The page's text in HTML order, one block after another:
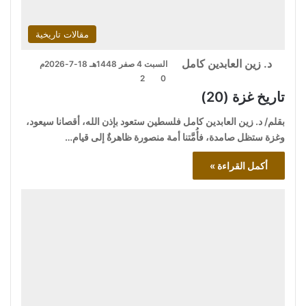
مقالات تاريخية
د. زين العابدين كامل
السبت 4 صفر 1448هـ 18-7-2026م
0
2
تاريخ غزة (20)
بقلم/ د. زين العابدين كامل فلسطين ستعود بإذن الله، أقصانا سيعود،
وغزة ستظل صامدة، فأُمَّتنا أمة منصورة ظاهرةٌ إلى قيام…
أكمل القراءة »